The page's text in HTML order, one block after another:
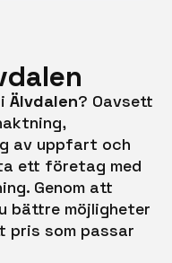
Älvdalen? Oavsett
av uppfart och
ett företag med
Genom att
bättre möjligheter
som passar